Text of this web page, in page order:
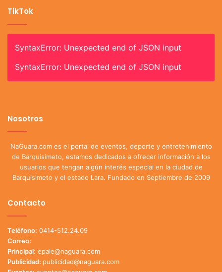
TikTok
SyntaxError: Unexpected end of JSON input
SyntaxError: Unexpected end of JSON input
Nosotros
NaGuara.com es el portal de eventos, deporte y entretenimiento
de Barquisimeto, estamos dedicados a ofrecer información a los
usuarios que tengan algún interés especial en la ciudad de
Barquisimeto y el estado Lara. Fundado en Septiembre de 2009
Contacto
Teléfono: 0414-512.24.09
Correo:
Principal: epale@naguara.com
Publicidad: publicidad@naguara.com